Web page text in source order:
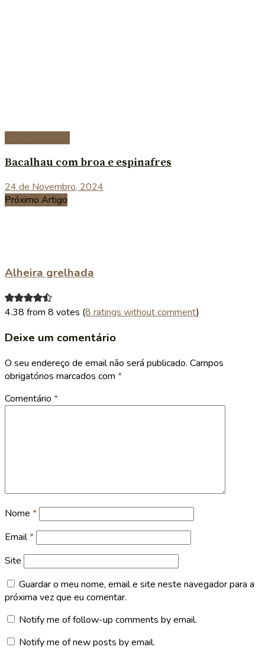
Bacalhau com broa e espinafres
24 de Novembro, 2024
Próximo Artigo
Alheira grelhada
4.38 from 8 votes (8 ratings without comment)
Deixe um comentário
O seu endereço de email não será publicado. Campos
obrigatórios marcados com *
Comentário *
Nome *
Email*
Site
Guardar o meu nome, email e site neste navegador para a
próxima vez que eu comentar.
Notify me of follow-up comments by email.
Notify me of new posts by email.